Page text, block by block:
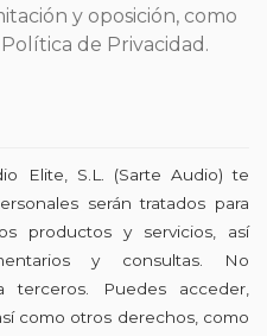
y oposición, como
de Privacidad.
Elite, S.L. (Sarte Audio) te
serán tratados para
productos y servicios, así
y consultas. No
Puedes acceder,
como otros derechos, como